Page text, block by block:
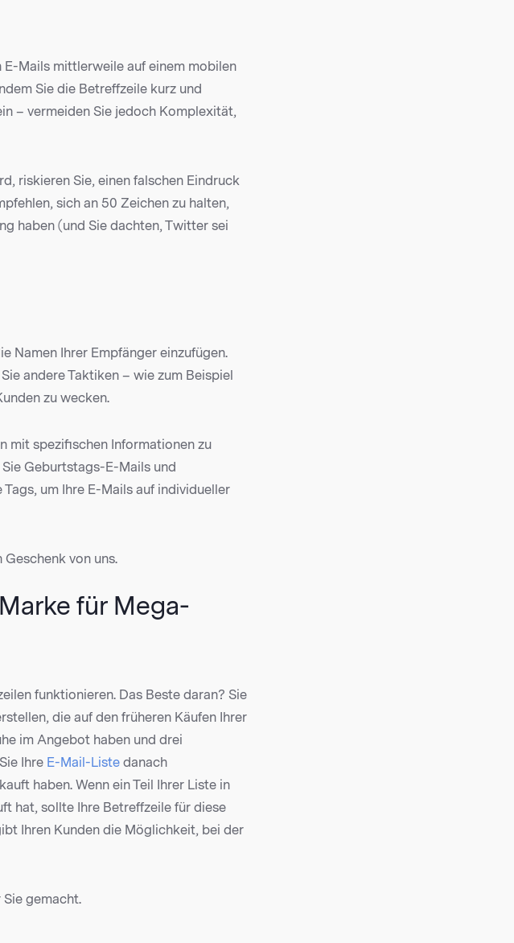
E-Mails mittlerweile auf einem mobilen
Sie die Betreffzeile kurz und
– vermeiden Sie jedoch Komplexität,
riskieren Sie, einen falschen Eindruck
sich an 50 Zeichen zu halten,
haben (und Sie dachten, Twitter sei
Namen Ihrer Empfänger einzufügen.
andere Taktiken – wie zum Beispiel
zu wecken.
mit spezifischen Informationen zu
Geburtstags-E-Mails und
um Ihre E-Mails auf individueller
von uns.
für Mega-
funktionieren. Das Beste daran? Sie
die auf den früheren Käufen Ihrer
im Angebot haben und drei
Ihre E-Mail-Liste danach
haben. Wenn ein Teil Ihrer Liste in
hat, sollte Ihre Betreffzeile für diese
Ihren Kunden die Möglichkeit, bei der
gemacht.